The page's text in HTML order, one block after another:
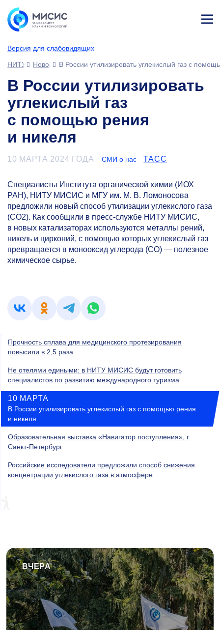
Версия для слабовидящих
ине
НИТУ МИСИС
НовостиВ России утилизировать углекислый газ с
В России утилизировать
углекислый газ
с помощью рения
и никеля
10 МАРТА 2024 ГОДА СМИ о нас ТАСС
Специалисты Института органической химии (ИОХ
РАН), НИТУ МИСИС и МГУ им. М. В. Ломоносова
предложили новый способ утилизации углекислого газа
(СО2). Как сообщили в пресс-службе НИТУ МИСИС,
в новых катализаторах используются металлы рений,
никель и цирконий, с помощью которых углекислый газ
превращается в монооксид углерода (СО) — полезное
химическое сырье.
Прочность сплава для медицинского протезирования
повысили в 2,5 раза
Не отелями едиными: в НИТУ МИСИС будут готовить
специалистов по развитию международного туризма
10 МАРТА
В России утилизировать углекислый газ с помощью рения
и никеля
Образовательная выставка «Навигатор поступления», г.
Санкт-Петербург
Российские исследователи предложили способ снижения
концентрации углекислого газа в атмосфере
ВЧЕРА